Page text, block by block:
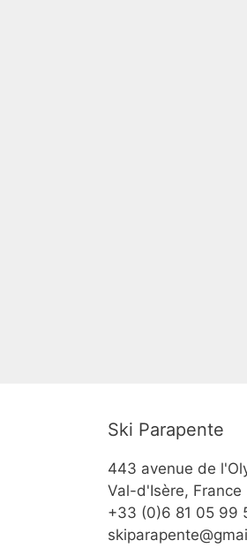
Ski Parapente
443 avenue de
Val-d'Isère, France
+33 (0)6 81 05 99